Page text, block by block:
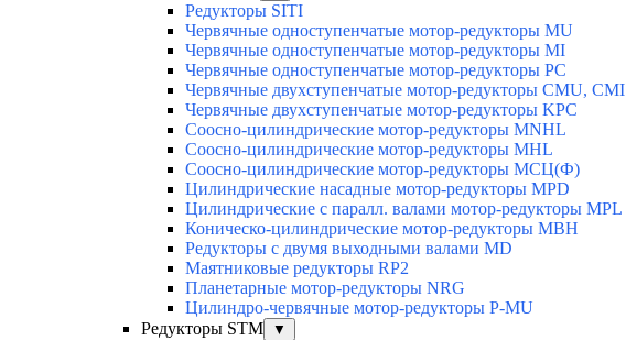
Редукторы SITI
Червячные одноступенчатые мотор-редукторы MU
Червячные одноступенчатые мотор-редукторы MI
Червячные одноступенчатые мотор-редукторы PC
Червячные двухступенчатые мотор-редукторы CMU, CMI
Червячные двухступенчатые мотор-редукторы KPC
Соосно-цилиндрические мотор-редукторы MNHL
Соосно-цилиндрические мотор-редукторы MHL
Соосно-цилиндрические мотор-редукторы МСЦ(Ф)
Цилиндрические насадные мотор-редукторы MPD
Цилиндрические с паралл. валами мотор-редукторы MPL
Коническо-цилиндрические мотор-редукторы MBH
Редукторы с двумя выходными валами MD
Маятниковые редукторы RP2
Планетарные мотор-редукторы NRG
Цилиндро-червячные мотор-редукторы P-MU
Редукторы STM
▼